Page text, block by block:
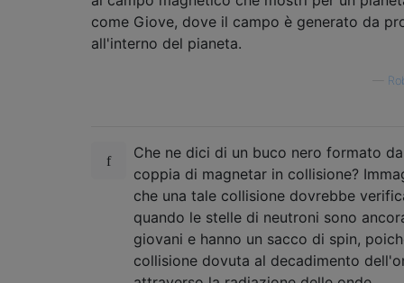
come Giove, dove il campo è generato da
all'interno del pianeta.
Che ne dici di un buco nero formato
coppia di magnetar in collisione?
che una tale collisione dovrebbe
quando le stelle di neutroni sono
giovani e hanno un sacco di spin,
collisione dovuta al decadimento